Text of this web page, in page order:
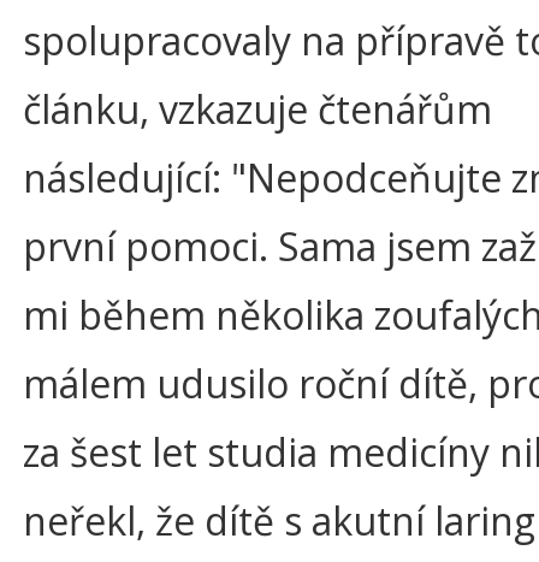
spolupracovaly na přípravě
článku, vzkazuje čtenářům
následující: "Nepodceňujte
první pomoci. Sama jsem
mi během několika
málem udusilo roční dítě,
za šest let studia medicíny
neřekl, že dítě s akutní